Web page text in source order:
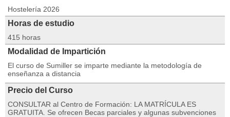
Hostelería 2026
Horas de estudio
415 horas
Modalidad de Impartición
El curso de Sumiller se imparte mediante la metodología de
enseñanza a distancia
Precio del Curso
CONSULTAR al Centro de Formación: LA MATRÍCULA ES
GRATUITA. Se ofrecen Becas parciales y algunas subvenciones